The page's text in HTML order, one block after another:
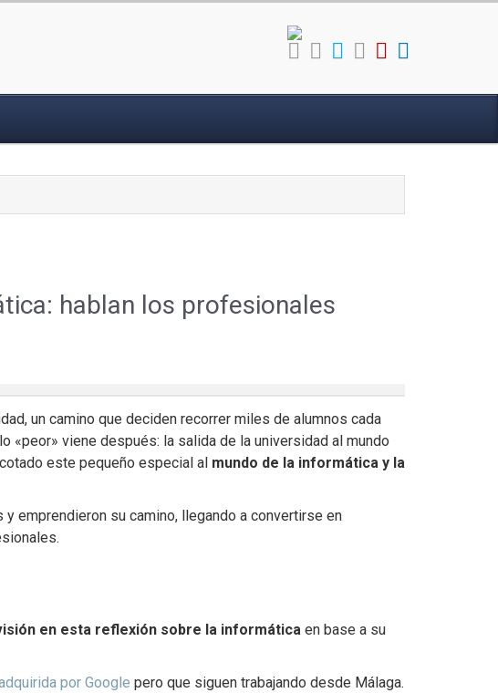
hablan los profesionales
un camino que deciden recorrer miles de alumnos cada
«peor» viene después: la salida de la universidad al mundo
este pequeño especial al mundo de la informática y la
emprendieron su camino, llegando a convertirse en
en esta reflexión sobre la informática en base a su
por Google pero que siguen trabajando desde Málaga.